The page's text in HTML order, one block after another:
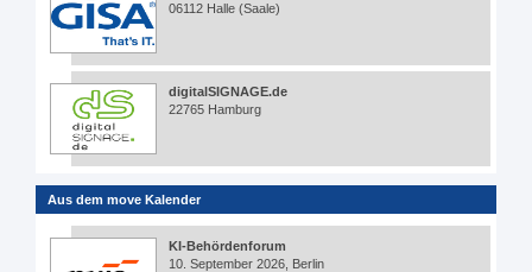
06112 Halle (Saale)
digitalSIGNAGE.de
22765 Hamburg
Aus dem move Kalender
KI-Behördenforum
10. September 2026, Berlin